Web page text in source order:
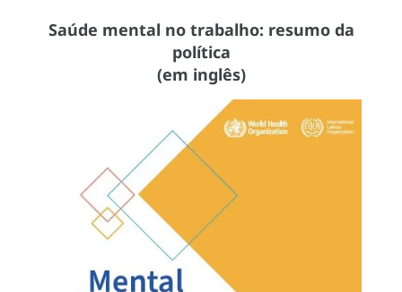
Saúde mental no trabalho: resumo da
política
(em inglês)